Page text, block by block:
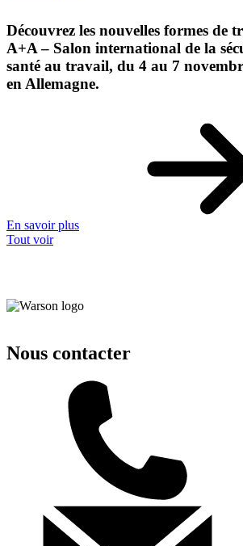
Découvrez les nouvelles formes de
A+A – Salon international de la
santé au travail, du 4 au 7
en Allemagne.
En savoir plus
Tout voir
Nous contacter